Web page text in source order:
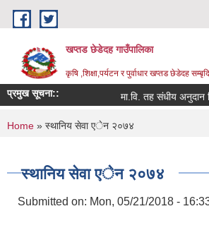
Skip to main content
खप्तड छेडेदह गाउँपालिका
कृषि ,शिक्षा,पर्यटन र पुर्वाधार खप्तड छेडेदह
प्रमुख सूचना:: मा.वि. तह संधीय अनुदान
You are here
Home » स्थानिय सेवा एेन २०७४
स्थानिय सेवा एेन २०७४
Submitted on: Mon, 05/21/2018 -